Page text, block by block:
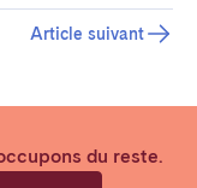
Article suivant
du reste.